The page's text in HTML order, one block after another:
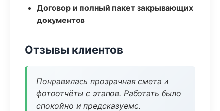
Договор и полный пакет закрывающих
документов
Отзывы клиентов
Понравилась прозрачная смета и
фотоотчёты с этапов. Работать было
спокойно и предсказуемо.